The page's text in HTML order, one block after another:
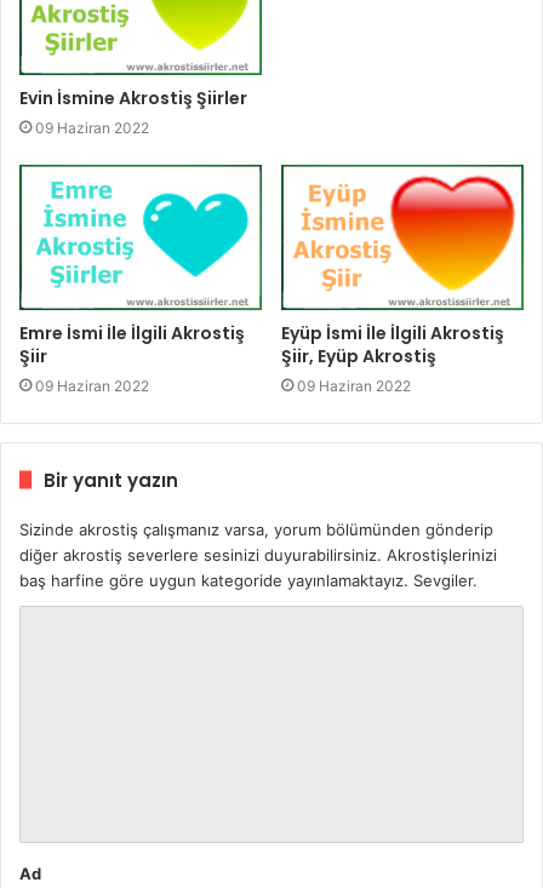
Evin İsmine Akrostiş Şiirler
09 Haziran 2022
Emre İsmi İle İlgili Akrostiş
Şiir
09 Haziran 2022
Eyüp İsmi İle İlgili Akrostiş
Şiir, Eyüp Akrostiş
09 Haziran 2022
Bir yanıt yazın
Sizinde akrostiş çalışmanız varsa, yorum bölümünden gönderip
diğer akrostiş severlere sesinizi duyurabilirsiniz. Akrostişlerinizi
baş harfine göre uygun kategoride yayınlamaktayız. Sevgiler.
Ad